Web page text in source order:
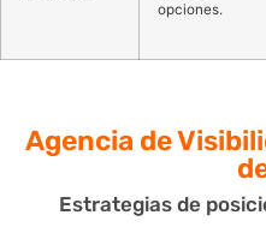
opciones.
Agencia de
Estrategias de